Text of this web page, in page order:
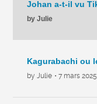
by Julie
by Julie • 7 mars 2025